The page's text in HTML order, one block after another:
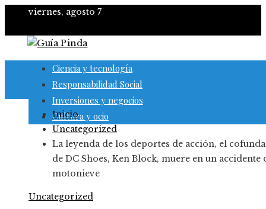
viernes, agosto 7
Ciencia y tecnología
Responsabilidad Social
Inversiones y negocios
Cultura y ocio
Inicio
Uncategorized
La leyenda de los deportes de acción, el
de DC Shoes, Ken Block, muere en un accidente
motonieve
Uncategorized